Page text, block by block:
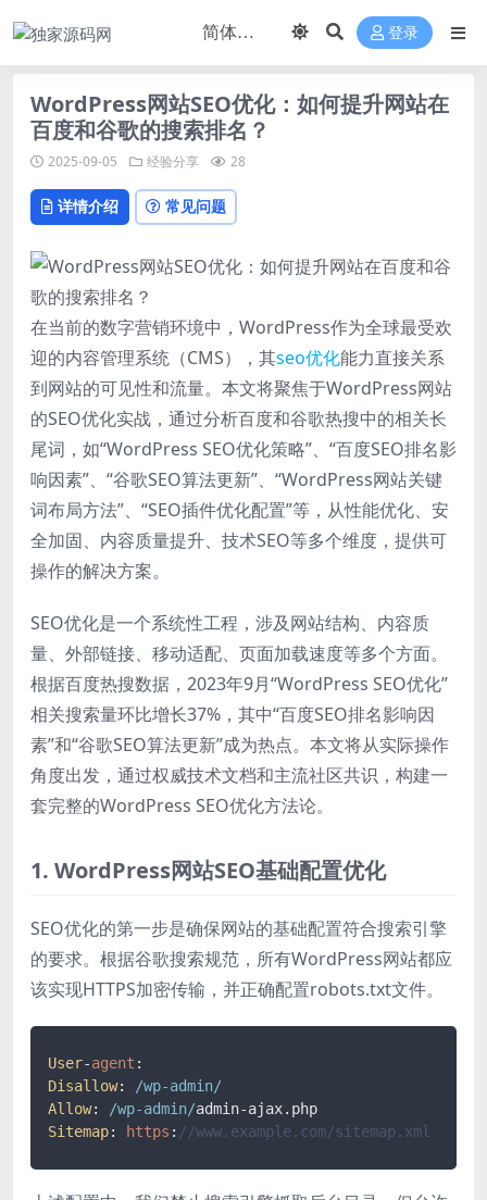
登录
WordPress网站SEO优化：如何提升网站在
百度和谷歌的搜索排名？
2025-09-05 经验分享 28
详情介绍 常见问题
在当前的数字营销环境中，WordPress作为全球最受欢
迎的内容管理系统（CMS），其seo优化能力直接关系
到网站的可见性和流量。本文将聚焦于WordPress网站
的SEO优化实战，通过分析百度和谷歌热搜中的相关长
尾词，如“WordPress SEO优化策略”、“百度SEO排名影
响因素”、“谷歌SEO算法更新”、“WordPress网站关键
词布局方法”、“SEO插件优化配置”等，从性能优化、安
全加固、内容质量提升、技术SEO等多个维度，提供可
操作的解决方案。
SEO优化是一个系统性工程，涉及网站结构、内容质
量、外部链接、移动适配、页面加载速度等多个方面。
根据百度热搜数据，2023年9月“WordPress SEO优化”
相关搜索量环比增长37%，其中“百度SEO排名影响因
素”和“谷歌SEO算法更新”成为热点。本文将从实际操作
角度出发，通过权威技术文档和主流社区共识，构建一
套完整的WordPress SEO优化方法论。
1. WordPress网站SEO基础配置优化
SEO优化的第一步是确保网站的基础配置符合搜索引擎
的要求。根据谷歌搜索规范，所有WordPress网站都应
该实现HTTPS加密传输，并正确配置robots.txt文件。
User-agent
Disallow:
/wp-admin/
Allow: /wp-admin/admin-ajax. php
Sitemap: https : //www.example.com/sitemap.xml